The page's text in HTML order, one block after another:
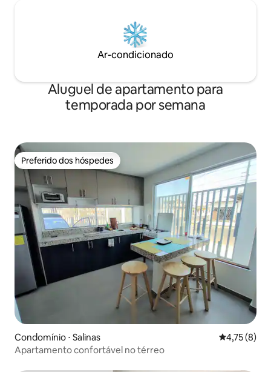
Ar-condicionado
Aluguel de apartamento para
temporada por semana
Preferido dos hóspedes
Preferido dos hóspedes
Condomínio ⋅ Salinas 4,75 de
4,75 (8)
Apartamento confortável no térreo